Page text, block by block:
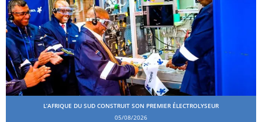
L’AFRIQUE DU SUD CONSTRUIT SON PREMIER ÉLECTROLYSEUR
05/08/2026